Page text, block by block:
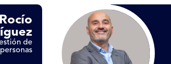
Rocío
de
personas